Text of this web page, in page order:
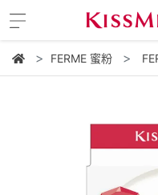
FERME 蜜粉